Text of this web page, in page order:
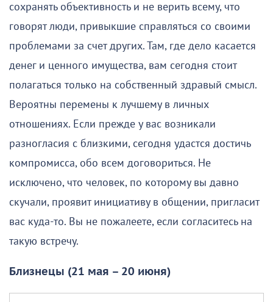
сохранять объективность и не верить всему, что
говорят люди, привыкшие справляться со своими
проблемами за счет других. Там, где дело касается
денег и ценного имущества, вам сегодня стоит
полагаться только на собственный здравый смысл.
Вероятны перемены к лучшему в личных
отношениях. Если прежде у вас возникали
разногласия с близкими, сегодня удастся достичь
компромисса, обо всем договориться. Не
исключено, что человек, по которому вы давно
скучали, проявит инициативу в общении, пригласит
вас куда-то. Вы не пожалеете, если согласитесь на
такую встречу.
Близнецы (21 мая – 20 июня)